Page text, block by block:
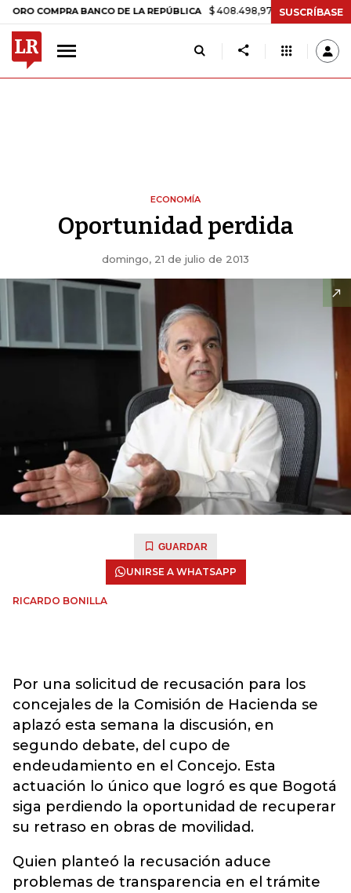
BANCO DE LA REPÚBLICA $ 408.498,97 +$ 8.753,81 +2,19%
SUSCRÍBASE
ECONOMÍA
Oportunidad perdida
domingo, 21 de julio de 2013
GUARDAR
UNIRSE A WHATSAPP
RICARDO BONILLA
Por una solicitud de recusación para los
concejales de la Comisión de Hacienda se
aplazó esta semana la discusión, en
segundo debate, del cupo de
endeudamiento en el Concejo. Esta
actuación lo único que logró es que Bogotá
siga perdiendo la oportunidad de recuperar
su retraso en obras de movilidad.
Quien planteó la recusación aduce
problemas de transparencia en el trámite